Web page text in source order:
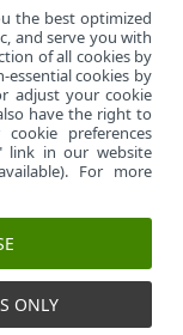
Autoriser les
dans le menu
ESET
the best optimized
and serve you with
of all cookies by
essential cookies by
adjust your cookie
have the right to
preferences
link in our website
For more
ONLY